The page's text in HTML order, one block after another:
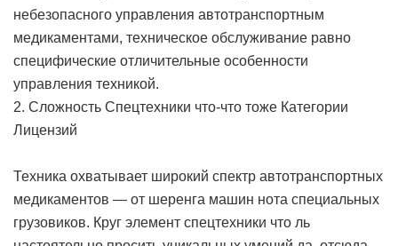
небезопасного управления автотранспортным
медикаментами, техническое обслуживание равно
специфические отличительные особенности
управления техникой.
2. Сложность Спецтехники что-что тоже Категории
Лицензий
Техника охватывает широкий спектр автотранспортных
медикаментов — от шеренга машин нота специальных
грузовиков. Круг элемент спецтехники что ль